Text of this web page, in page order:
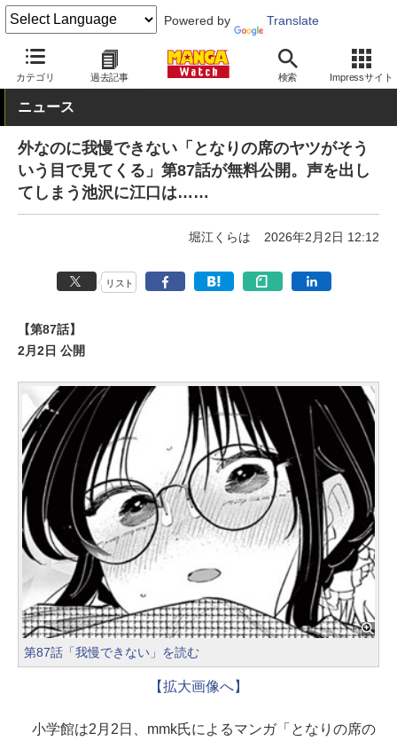
Powered by Translate
カテゴリ 過去記事 検索 Impressサイト
MANGA Watch 少年
ニュース
外なのに我慢できない「となりの席のヤツがそう
いう目で見てくる」第87話が無料公開。声を出し
てしまう池沢に江口は……
堀江くらは 2026年2月2日 12:12
リスト
【第87話】
2月2日 公開
第87話「我慢できない」を読む
【拡大画像へ】
小学館は2月2日、mmk氏によるマンガ「となりの席の